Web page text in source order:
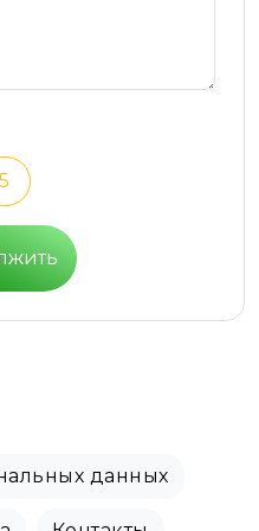
5
данных